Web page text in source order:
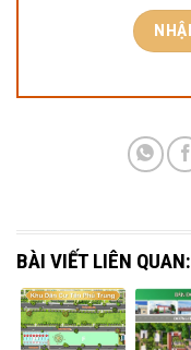
BÀI VIẾT LIÊN QUAN: